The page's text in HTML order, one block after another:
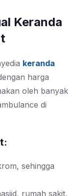
Keranda
keranda
harga
oleh banyak
di
sehingga
rumah sakit,